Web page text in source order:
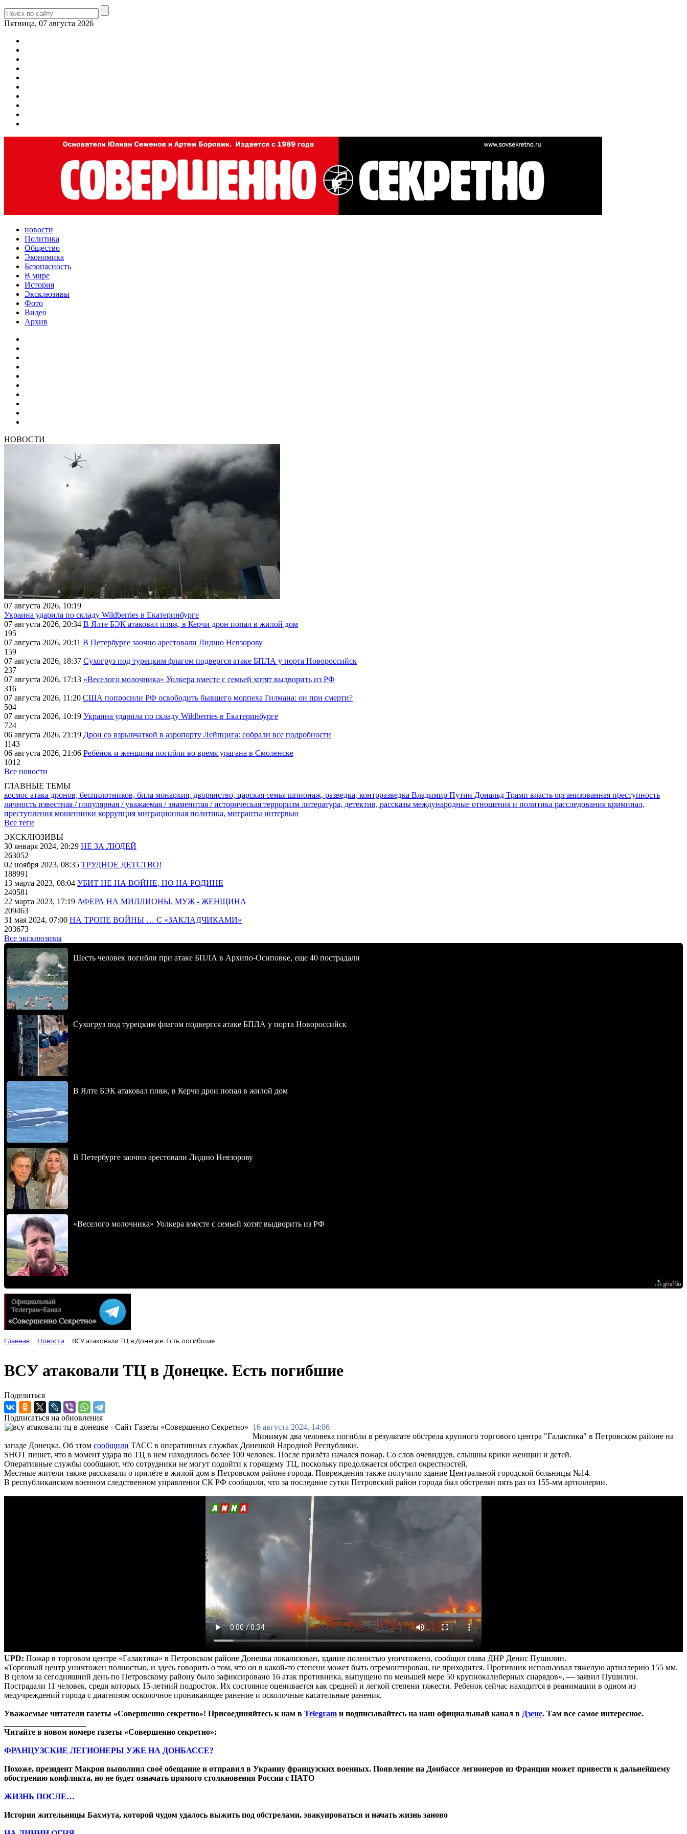
Пятница, 07 августа 2026
новости
Политика
Общество
Экономика
Безопасность
В мире
История
Эксклюзивы
Фото
Видео
Архив
НОВОСТИ
07 августа 2026, 10:19
Украина ударила по складу Wildberries в Екатеринбурге
07 августа 2026, 20:34 В Ялте БЭК атаковал пляж, в Керчи дрон попал в жилой дом
195
07 августа 2026, 20:11 В Петербурге заочно арестовали Лидию Невзорову
159
07 августа 2026, 18:37 Сухогруз под турецким флагом подвергся атаке БПЛА у порта Новороссийск
237
07 августа 2026, 17:13 «Веселого молочника» Уолкера вместе с семьей хотят выдворить из РФ
316
07 августа 2026, 11:20 США попросили РФ освободить бывшего морпеха Гилмана: он при смерти?
504
07 августа 2026, 10:19 Украина ударила по складу Wildberries в Екатеринбурге
724
06 августа 2026, 21:19 Дрон со взрывчаткой в аэропорту Лейпцига: собрали все подробности
1143
06 августа 2026, 21:06 Ребёнок и женщина погибли во время урагана в Смоленске
1012
Все новости
ГЛАВНЫЕ ТЕМЫ
космос атака дронов, беспилотников, бпла монархия, дворянство, царская семья шпионаж, разведка, контрразведка Владимир Путин Дональд Трамп власть организованная преступность
личность известная / популярная / уважаемая / знаменитая / историческая терроризм литература, детектив, рассказы международные отношения и политика расследования криминал,
преступления мошенники коррупция миграционная политика, мигранты интервью
Все теги
ЭКСКЛЮЗИВЫ
30 января 2024, 20:29 НЕ ЗА ЛЮДЕЙ
263052
02 ноября 2023, 08:35 ТРУДНОЕ ДЕТСТВО!
188991
13 марта 2023, 08:04 УБИТ НЕ НА ВОЙНЕ, НО НА РОДИНЕ
240581
22 марта 2023, 17:19 АФЕРА НА МИЛЛИОНЫ. МУЖ - ЖЕНЩИНА
209463
31 мая 2024, 07:00 НА ТРОПЕ ВОЙНЫ … С «ЗАКЛАДЧИКАМИ»
203673
Все эксклюзивы
Шесть человек погибли при атаке БПЛА в Архипо-Осиповке, еще 40 пострадали
Сухогруз под турецким флагом подвергся атаке БПЛА у порта Новороссийск
В Ялте БЭК атаковал пляж, в Керчи дрон попал в жилой дом
В Петербурге заочно арестовали Лидию Невзорову
«Веселого молочника» Уолкера вместе с семьей хотят выдворить из РФ
Главная Новости ВСУ атаковали ТЦ в Донецке. Есть погибшие
ВСУ атаковали ТЦ в Донецке. Есть погибшие
Поделиться
Подписаться на обновления
16 августа 2024, 14:06
Минимум два человека погибли в результате обстрела крупного торгового центра "Галактика" в Петровском районе на
западе Донецка. Об этом сообщили ТАСС в оперативных службах Донецкой Народной Республики.
SHOT пишет, что в момент удара по ТЦ в нем находилось более 100 человек. После прилёта начался пожар. Со слов очевидцев, слышны крики женщин и детей.
Оперативные службы сообщают, что сотрудники не могут подойти к горящему ТЦ, поскольку продолжается обстрел окрестностей,
Местные жители также рассказали о прилёте в жилой дом в Петровском районе города. Повреждения также получило здание Центральной городской больницы №14.
В республиканском военном следственном управлении СК РФ сообщили, что за последние сутки Петровский район города был обстрелян пять раз из 155-мм артиллерии.
UPD: Пожар в торговом центре «Галактика» в Петровском районе Донецка локализован, здание полностью уничтожено, сообщил глава ДНР Денис Пушилин.
«Торговый центр уничтожен полностью, и здесь говорить о том, что он в какой-то степени может быть отремонтирован, не приходится. Противник использовал тяжелую артиллерию 155 мм.
В целом за сегодняшний день по Петровскому району было зафиксировано 16 атак противника, выпущено по меньшей мере 50 крупнокалиберных снарядов», — заявил Пушилин.
Пострадали 11 человек, среди которых 15-летний подросток. Их состояние оценивается как средней и легкой степени тяжести. Ребенок сейчас находится в реанимации в одном из
медучреждений города с диагнозом осколочное проникающее ранение и осколочные касательные ранения.
Уважаемые читатели газеты «Совершенно секретно»! Присоединяйтесь к нам в Telegram и подписывайтесь на наш официальный канал в Дзене. Там все самое интересное.
Читайте в новом номере газеты «Совершенно секретно»:
ФРАНЦУЗСКИЕ ЛЕГИОНЕРЫ УЖЕ НА ДОНБАССЕ?
Похоже, президент Макрон выполнил своё обещание и отправил в Украину французских военных. Появление на Донбассе легионеров из Франции может привести к дальнейшему
обострению конфликта, но не будет означать прямого столкновения России с НАТО
ЖИЗНЬ ПОСЛЕ…
История жительницы Бахмута, которой чудом удалось выжить под обстрелами, эвакуироваться и начать жизнь заново